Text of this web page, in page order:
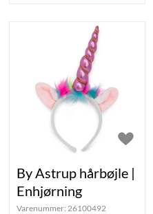
By Astrup hårbøjle |
Enhjørning
Varenummer: 26100492